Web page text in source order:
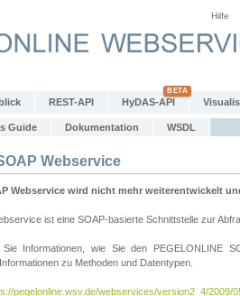
Hilfe
REST-API HyDAS-API
Guide Dokumentation WSDL
Webservice
Webservice wird nicht mehr weiterentwickelt
ist eine SOAP-basierte Schnittstelle zur
Sie Informationen, wie Sie den PEGELONLINE
zu Methoden und Datentypen.
pegelonline.wsv.de/webservices/version2_4/2009/